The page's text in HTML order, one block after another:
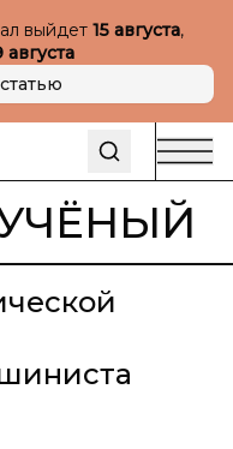
выйдет 15 августа,
августа